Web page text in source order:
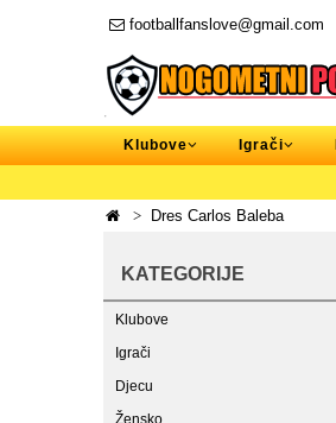
footballfanslove@gmail.com
Klubove Igrači
Dres Carlos Baleba
KATEGORIJE
Klubove
Igrači
Djecu
Žensko